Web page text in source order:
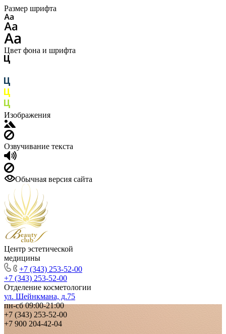
Размер шрифта
Цвет фона и шрифта
Изображения
Озвучивание текста
Обычная версия сайта
Центр эстетической
медицины
+7 (343) 253-52-00
+7 (343) 253-52-00
Отделение косметологии
ул. Шейнкмана, д.75
пн-сб 09:00-21:00
+7 (343) 253-52-00
+7 900 204-42-04